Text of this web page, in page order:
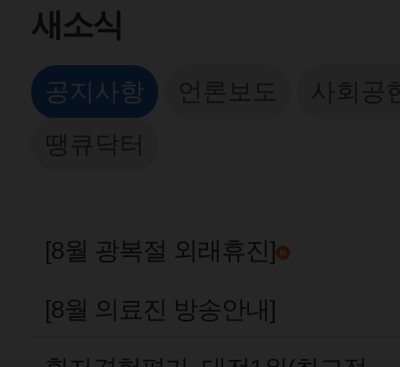
새소식
공지사항
[8월 광복절 외래휴진]
[8월 의료진 방송안내]